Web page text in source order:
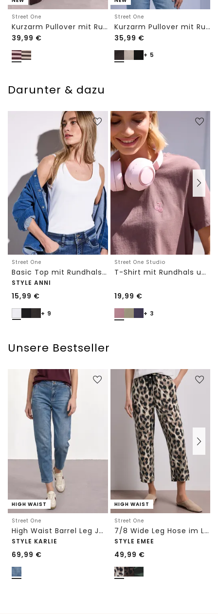
Street One
Kurzarm Pullover mit Rundhals und Streifen
39,99 €
Street One
Kurzarm Pullover mit Rundhals in Unifarbe
35,99 €
+ 5
Darunter & dazu
Street One
Basic Top mit Rundhals in Unifarbe
STYLE ANNI
15,99 €
+ 9
Street One Studio
T-Shirt mit Rundhals und Embroidery-Detail
19,99 €
+ 3
Unsere Bestseller
HIGH WAIST
Street One
High Waist Barrel Leg Jeans im Loose Fit
STYLE KARLIE
69,99 €
HIGH WAIST
Street One
7/8 Wide Leg Hose im Loose Fit mit Print
STYLE EMEE
49,99 €